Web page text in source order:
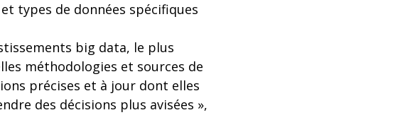
types de données spécifiques
big data, le plus
méthodologies et sources de
précises et à jour dont elles
des décisions plus avisées »,